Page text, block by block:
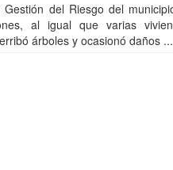
del Riesgo del
al igual que varias
árboles y ocasionó daños ...